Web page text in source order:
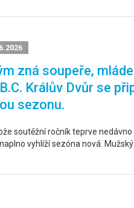
zná soupeře,
Králův Dvůr se
sezonu.
soutěžní ročník teprve nedávno
vyhlíží sezóna nová.